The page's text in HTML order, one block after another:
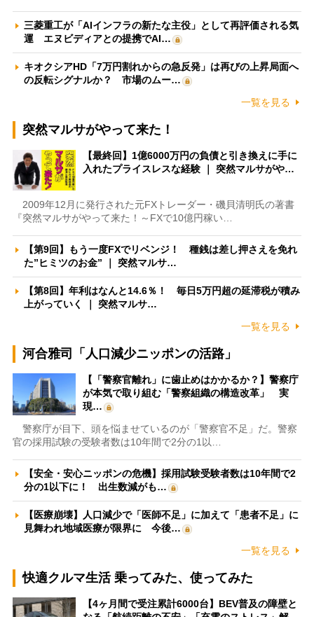
三菱重工が「AIインフラの新たな主役」として再評価される気
運 エヌビディアとの提携でAI…
キオクシアHD「7万円割れからの急反発」は再びの上昇局面へ
の反転シグナルか？ 市場のムー…
一覧を見る
突然マルサがやって来た！
【最終回】1億6000万円の負債と引き換えに手に
入れたプライスレスな経験 ｜ 突然マルサがや…
2009年12月に発行された元FXトレーダー・磯貝清明氏の著書
『突然マルサがやって来た！～FXで10億円稼い…
【第9回】もう一度FXでリベンジ！ 種銭は差し押さえを免れ
た”ヒミツのお金” ｜ 突然マルサ…
【第8回】年利はなんと14.6％！ 毎日5万円超の延滞税が積み
上がっていく ｜ 突然マルサ…
一覧を見る
河合雅司「人口減少ニッポンの活路」
【「警察官離れ」に歯止めはかかるか？】警察庁
が本気で取り組む「警察組織の構造改革」 実
現…
警察庁が目下、頭を悩ませているのが「警察官不足」だ。警察
官の採用試験の受験者数は10年間で2分の1以…
【安全・安心ニッポンの危機】採用試験受験者数は10年間で2
分の1以下に！ 出生数減がも…
【医療崩壊】人口減少で「医師不足」に加えて「患者不足」に
見舞われ地域医療が限界に 今後…
一覧を見る
快適クルマ生活 乗ってみた、使ってみた
【4ヶ月間で受注累計6000台】BEV普及の障壁と